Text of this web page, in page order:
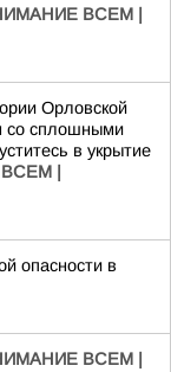
ВСЕМ |
Орловской
со сплошными
в укрытие
|
опасности в
ВСЕМ |